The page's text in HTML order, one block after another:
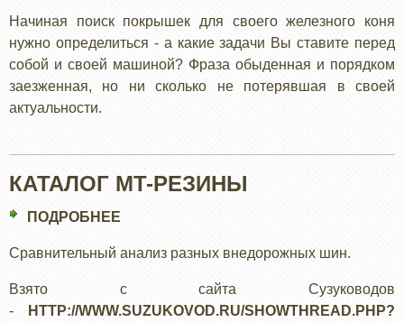
ШИН
Начиная поиск покрышек для своего железного коня
нужно определиться - а какие задачи Вы ставите перед
собой и своей машиной? Фраза обыденная и порядком
заезженная, но ни сколько не потерявшая в своей
актуальности.
КАТАЛОГ MT-РЕЗИНЫ
ПОДРОБНЕЕ
MT-
Сравнительный анализ разных внедорожных шин.
Взято с сайта Сузуководов
-
HTTP://WWW.SUZUKOVOD.RU/SHOWTHREAD.PHP?